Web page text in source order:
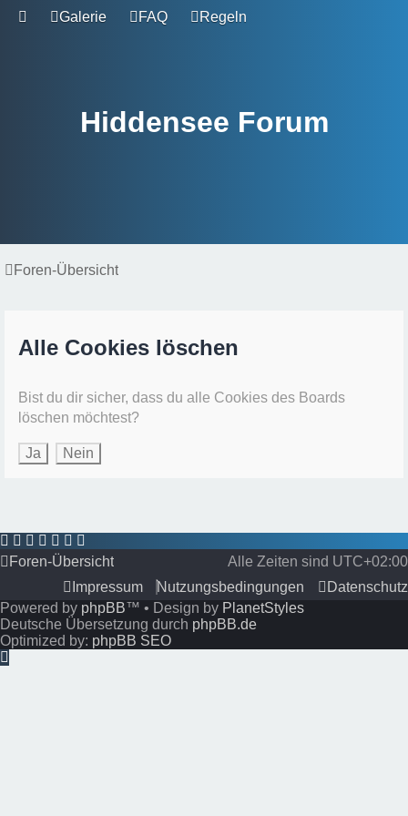
Galerie FAQ Regeln
Hiddensee Forum
Foren-Übersicht
Alle Cookies löschen
Bist du dir sicher, dass du alle Cookies des Boards
löschen möchtest?
Foren-Übersicht Alle Zeiten sind UTC+02:00
Datenschutz
Nutzungsbedingungen
Impressum
Powered by phpBB™ • Design by PlanetStyles
Deutsche Übersetzung durch phpBB.de
Optimized by: phpBB SEO